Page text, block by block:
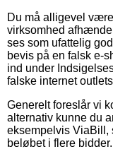
Du må alligevel
virksomhed
ses som ufattelig
bevis på en falsk e-
ind under
falske internet
Generelt foreslår vi
alternativ kunne du
eksempelvis ViaBill,
beløbet i flere bidder.